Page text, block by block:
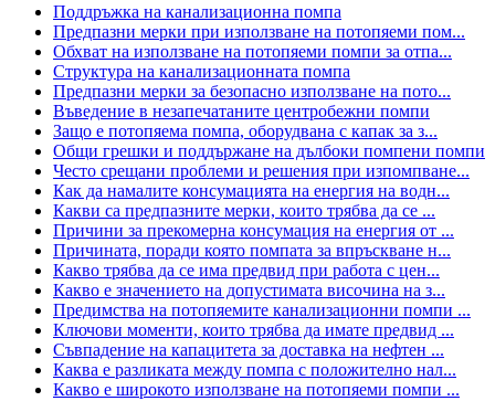
Поддръжка на канализационна помпа
Предпазни мерки при използване на потопяеми пом...
Обхват на използване на потопяеми помпи за отпа...
Структура на канализационната помпа
Предпазни мерки за безопасно използване на пото...
Въведение в незапечатаните центробежни помпи
Защо е потопяема помпа, оборудвана с капак за з...
Общи грешки и поддържане на дълбоки помпени помпи
Често срещани проблеми и решения при изпомпване...
Как да намалите консумацията на енергия на водн...
Какви са предпазните мерки, които трябва да се ...
Причини за прекомерна консумация на енергия от ...
Причината, поради която помпата за впръскване н...
Какво трябва да се има предвид при работа с цен...
Какво е значението на допустимата височина на з...
Предимства на потопяемите канализационни помпи ...
Ключови моменти, които трябва да имате предвид ...
Съвпадение на капацитета за доставка на нефтен ...
Каква е разликата между помпа с положително нал...
Какво е широкото използване на потопяеми помпи ...